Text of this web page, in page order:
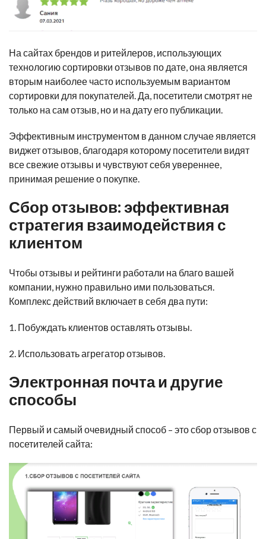
На сайтах брендов и ритейлеров, использующих
технологию сортировки отзывов по дате, она является
вторым наиболее часто используемым вариантом
сортировки для покупателей. Да, посетители смотрят не
только на сам отзыв, но и на дату его публикации.
Эффективным инструментом в данном случае является
виджет отзывов, благодаря которому посетители видят
все свежие отзывы и чувствуют себя увереннее,
принимая решение о покупке.
Сбор отзывов: эффективная
стратегия взаимодействия с
клиентом
Чтобы отзывы и рейтинги работали на благо вашей
компании, нужно правильно ими пользоваться.
Комплекс действий включает в себя два пути:
1. Побуждать клиентов оставлять отзывы.
2. Использовать агрегатор отзывов.
Электронная почта и другие
способы
Первый и самый очевидный способ – это сбор отзывов с
посетителей сайта: